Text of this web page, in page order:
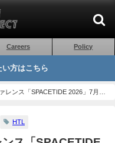
Careers Policy
方はこちら
レンス「SPACETIDE 2026」7月6
HTL